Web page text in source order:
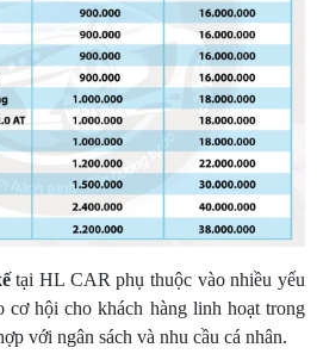
tại HL CAR phụ thuộc vào nhiều yếu
cơ hội cho khách hàng linh hoạt trong
với ngân sách và nhu cầu cá nhân.